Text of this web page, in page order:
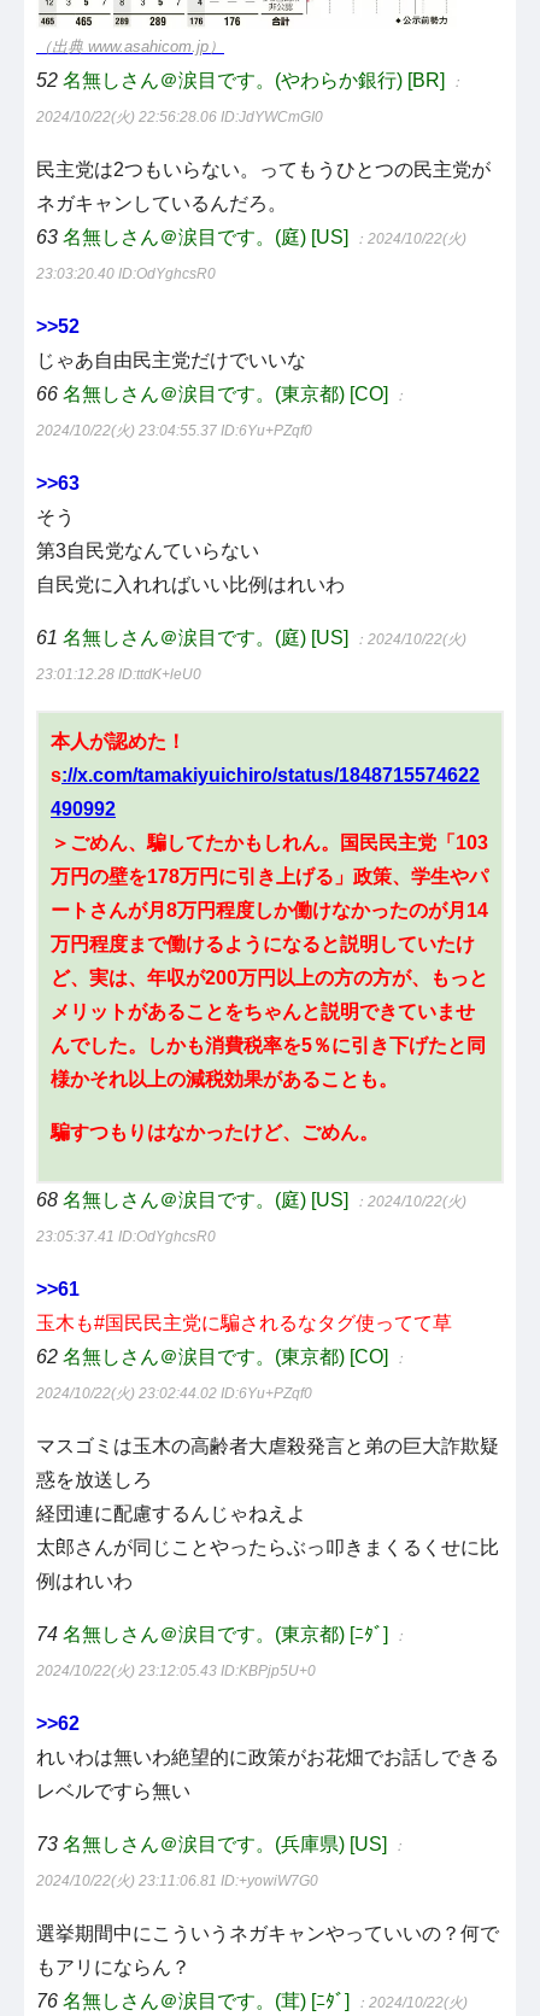
（出典 www.asahicom.jp）
52 名無しさん＠涙目です。(やわらか銀行) [BR] ：
2024/10/22(火) 22:56:28.06 ID:JdYWCmGI0
民主党は2つもいらない。ってもうひとつの民主党が
ネガキャンしているんだろ。
63 名無しさん＠涙目です。(庭) [US] ：2024/10/22(火)
23:03:20.40 ID:OdYghcsR0
>>52
じゃあ自由民主党だけでいいな
66 名無しさん＠涙目です。(東京都) [CO] ：
2024/10/22(火) 23:04:55.37 ID:6Yu+PZqf0
>>63
そう
第3自民党なんていらない
自民党に入れればいい比例はれいわ
61 名無しさん＠涙目です。(庭) [US] ：2024/10/22(火)
23:01:12.28 ID:ttdK+leU0
本人が認めた！
s://x.com/tamakiyuichiro/status/1848715574622
490992
＞ごめん、騙してたかもしれん。国民民主党「103
万円の壁を178万円に引き上げる」政策、学生やパ
ートさんが月8万円程度しか働けなかったのが月14
万円程度まで働けるようになると説明していたけ
ど、実は、年収が200万円以上の方の方が、もっと
メリットがあることをちゃんと説明できていませ
んでした。しかも消費税率を5％に引き下げたと同
様かそれ以上の減税効果があることも。
騙すつもりはなかったけど、ごめん。
68 名無しさん＠涙目です。(庭) [US] ：2024/10/22(火)
23:05:37.41 ID:OdYghcsR0
>>61
玉木も#国民民主党に騙されるなタグ使ってて草
62 名無しさん＠涙目です。(東京都) [CO] ：
2024/10/22(火) 23:02:44.02 ID:6Yu+PZqf0
マスゴミは玉木の高齢者大虐殺発言と弟の巨大詐欺疑
惑を放送しろ
経団連に配慮するんじゃねえよ
太郎さんが同じことやったらぶっ叩きまくるくせに比
例はれいわ
74 名無しさん＠涙目です。(東京都) [ﾆﾀﾞ] ：
2024/10/22(火) 23:12:05.43 ID:KBPjp5U+0
>>62
れいわは無いわ絶望的に政策がお花畑でお話しできる
レベルですら無い
73 名無しさん＠涙目です。(兵庫県) [US] ：
2024/10/22(火) 23:11:06.81 ID:+yowiW7G0
選挙期間中にこういうネガキャンやっていいの？何で
もアリにならん？
76 名無しさん＠涙目です。(茸) [ﾆﾀﾞ] ：2024/10/22(火)